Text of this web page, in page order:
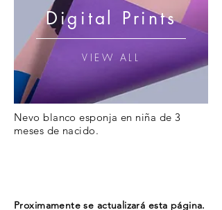
Nevo blanco esponja en niña de 3
meses de nacido.
Proximamente se actualizará esta página.
Digital Prints
VIEW ALL